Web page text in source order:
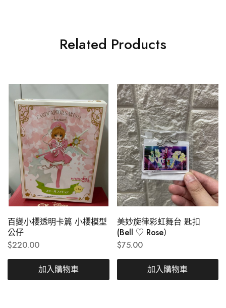
Related Products
百變小櫻透明卡篇 小櫻模型
公仔
$220.00
加入購物車
美妙旋律彩虹舞台 匙扣
(Bell ♡ Rose）
$75.00
加入購物車